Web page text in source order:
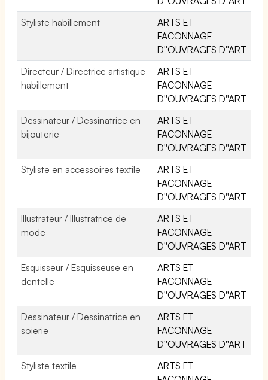
Styliste habillement
ARTS ET
FACONNAGE
D''OUVRAGES D''ART
Directeur / Directrice artistique
habillement
ARTS ET
FACONNAGE
D''OUVRAGES D''ART
Dessinateur / Dessinatrice en
bijouterie
ARTS ET
FACONNAGE
D''OUVRAGES D''ART
Styliste en accessoires textile
ARTS ET
FACONNAGE
D''OUVRAGES D''ART
Illustrateur / Illustratrice de
mode
ARTS ET
FACONNAGE
D''OUVRAGES D''ART
Esquisseur / Esquisseuse en
dentelle
ARTS ET
FACONNAGE
D''OUVRAGES D''ART
Dessinateur / Dessinatrice en
soierie
ARTS ET
FACONNAGE
D''OUVRAGES D''ART
Styliste textile
ARTS ET